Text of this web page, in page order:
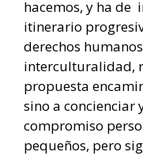
hacemos, y ha de
itinerario
derechos
interculturalidad,
propuesta
sino a concienciar
compromiso
pequeños, pero